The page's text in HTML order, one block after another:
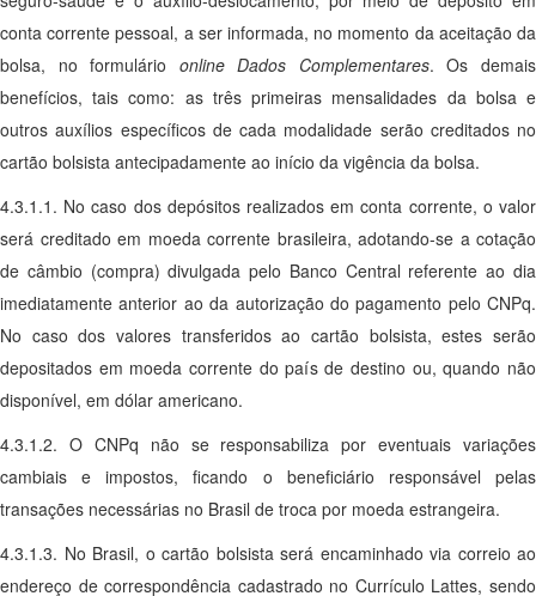
conta corrente pessoal, a ser informada, no momento da aceitação da
bolsa, no formulário online Dados Complementares. Os demais
benefícios, tais como: as três primeiras mensalidades da bolsa e
outros auxílios específicos de cada modalidade serão creditados no
cartão bolsista antecipadamente ao início da vigência da bolsa.
4.3.1.1. No caso dos depósitos realizados em conta corrente, o valor
será creditado em moeda corrente brasileira, adotando-se a cotação
de câmbio (compra) divulgada pelo Banco Central referente ao dia
imediatamente anterior ao da autorização do pagamento pelo CNPq.
No caso dos valores transferidos ao cartão bolsista, estes serão
depositados em moeda corrente do país de destino ou, quando não
disponível, em dólar americano.
4.3.1.2. O CNPq não se responsabiliza por eventuais variações
cambiais e impostos, ficando o beneficiário responsável pelas
transações necessárias no Brasil de troca por moeda estrangeira.
4.3.1.3. No Brasil, o cartão bolsista será encaminhado via correio ao
endereço de correspondência cadastrado no Currículo Lattes, sendo